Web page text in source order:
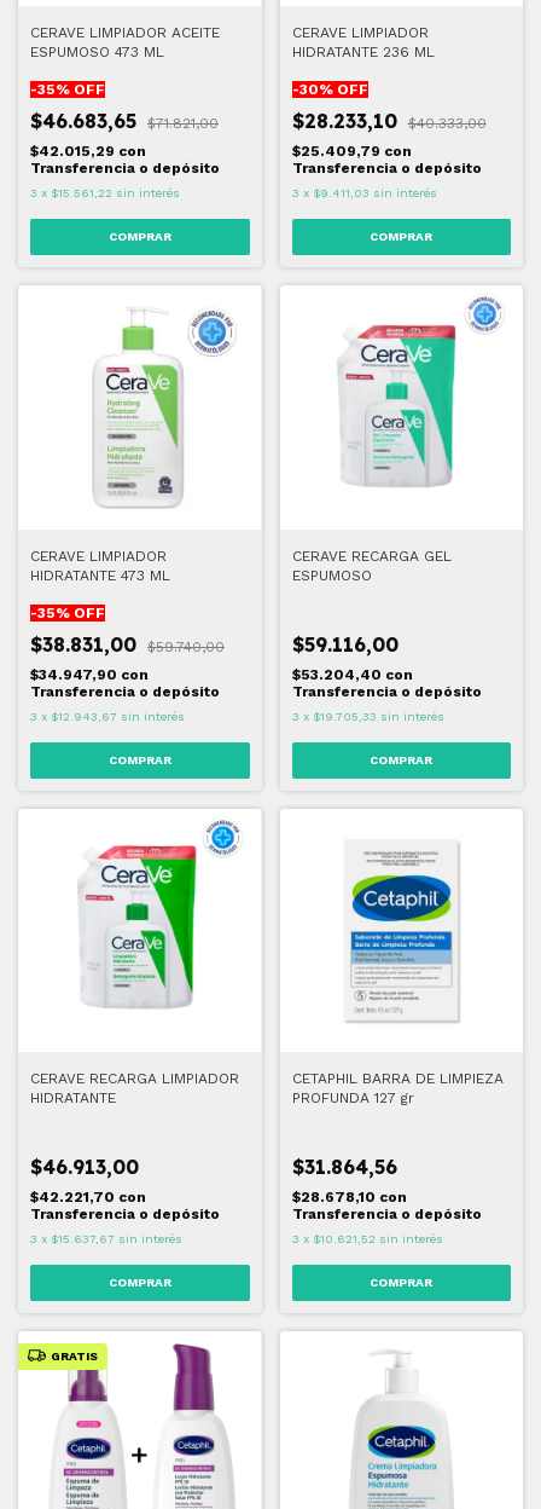
CERAVE LIMPIADOR ACEITE
ESPUMOSO 473 ML
-35% OFF
$46.683,65
$71.821,00
$42.015,29 con
Transferencia o depósito
3 x $15.561,22 sin interés
CERAVE LIMPIADOR
HIDRATANTE 236 ML
-30% OFF
$28.233,10
$40.333,00
$25.409,79 con
Transferencia o depósito
3 x $9.411,03 sin interés
CERAVE LIMPIADOR
HIDRATANTE 473 ML
-35% OFF
$38.831,00
$59.740,00
$34.947,90 con
Transferencia o depósito
3 x $12.943,67 sin interés
CERAVE RECARGA GEL
ESPUMOSO
$59.116,00
$53.204,40 con
Transferencia o depósito
3 x $19.705,33 sin interés
CERAVE RECARGA LIMPIADOR
HIDRATANTE
$46.913,00
$42.221,70 con
Transferencia o depósito
3 x $15.637,67 sin interés
CETAPHIL BARRA DE LIMPIEZA
PROFUNDA 127 gr
$31.864,56
$28.678,10 con
Transferencia o depósito
3 x $10.621,52 sin interés
GRATIS